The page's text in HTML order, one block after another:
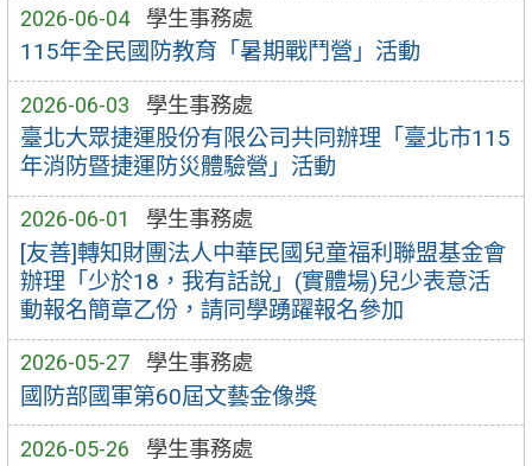
2026-06-04 學生事務處
115年全民國防教育「暑期戰鬥營」活動
2026-06-03 學生事務處
臺北大眾捷運股份有限公司共同辦理「臺北市115
年消防暨捷運防災體驗營」活動
2026-06-01 學生事務處
[友善]轉知財團法人中華民國兒童福利聯盟基金會
辦理「少於18，我有話說」(實體場)兒少表意活
動報名簡章乙份，請同學踴躍報名參加
2026-05-27 學生事務處
國防部國軍第60屆文藝金像獎
2026-05-26 學生事務處